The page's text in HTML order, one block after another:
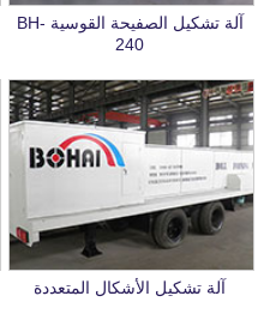
آلة تشكيل الصفيحة القوسية BH-
240
آلة تشكيل الأشكال المتعددة